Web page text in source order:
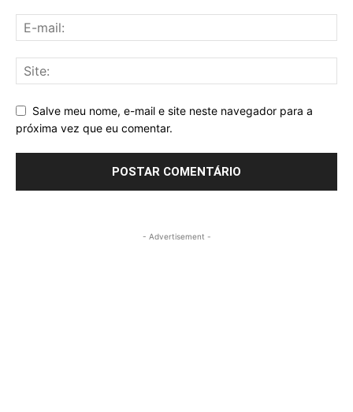
Salve meu nome, e-mail e site neste navegador para a
próxima vez que eu comentar.
- Advertisement -